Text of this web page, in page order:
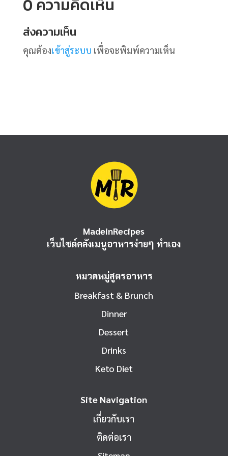
0 ความคิดเห็น
ส่งความเห็น
คุณต้องเข้าสู่ระบบ เพื่อจะพิมพ์ความเห็น
MadeinRecipes
เว็บไซต์คลังเมนูอาหารง่ายๆ ทำเอง
หมวดหมู่สูตรอาหาร
Breakfast & Brunch
Dinner
Dessert
Drinks
Keto Diet
Site Navigation
เกี่ยวกับเรา
ติดต่อเรา